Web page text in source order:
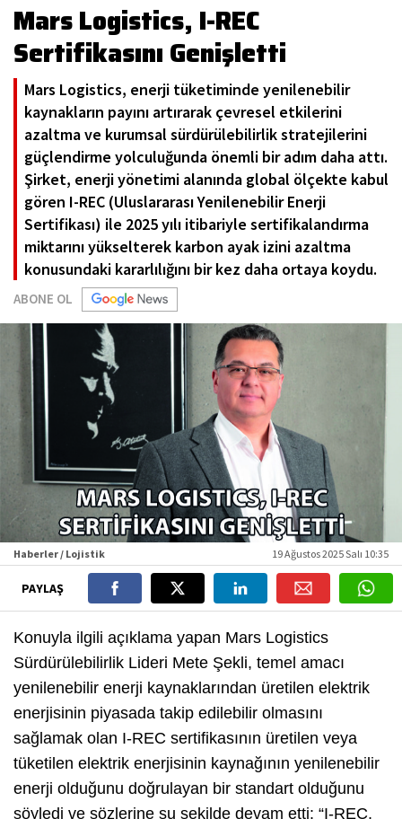
Mars Logistics, I-REC
Sertifikasını Genişletti
Mars Logistics, enerji tüketiminde yenilenebilir
kaynakların payını artırarak çevresel etkilerini
azaltma ve kurumsal sürdürülebilirlik stratejilerini
güçlendirme yolculuğunda önemli bir adım daha attı.
Şirket, enerji yönetimi alanında global ölçekte kabul
gören I-REC (Uluslararası Yenilenebilir Enerji
Sertifikası) ile 2025 yılı itibariyle sertifikalandırma
miktarını yükselterek karbon ayak izini azaltma
konusundaki kararlılığını bir kez daha ortaya koydu.
ABONE OL
Haberler / Lojistik 19 Ağustos 2025 Salı 10:35
PAYLAŞ
Konuyla ilgili açıklama yapan Mars Logistics
Sürdürülebilirlik Lideri Mete Şekli, temel amacı
yenilenebilir enerji kaynaklarından üretilen elektrik
enerjisinin piyasada takip edilebilir olmasını
sağlamak olan I-REC sertifikasının üretilen veya
tüketilen elektrik enerjisinin kaynağının yenilenebilir
enerji olduğunu doğrulayan bir standart olduğunu
söyledi ve sözlerine şu şekilde devam etti: “I-REC,